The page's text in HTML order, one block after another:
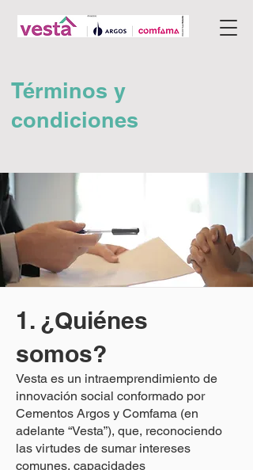
Términos y
condiciones
1. ¿Quiénes
somos?
Vesta es un intraemprendimiento de
innovación social conformado por
Cementos Argos y Comfama (en
adelante “Vesta”), que, reconociendo
las virtudes de sumar intereses
comunes, capacidades